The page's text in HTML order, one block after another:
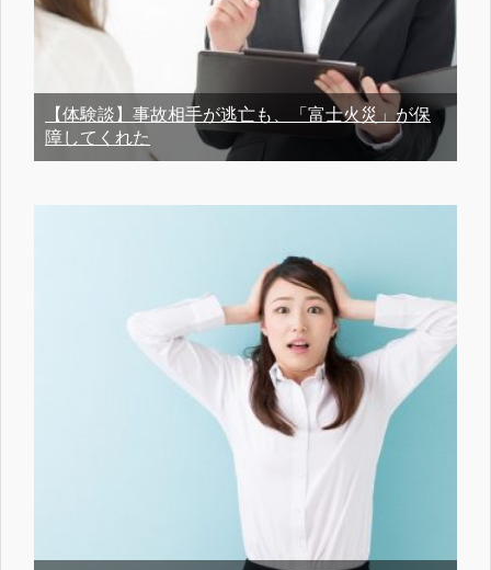
【体験談】事故相手が逃亡も、「富士火災」が保
障してくれた